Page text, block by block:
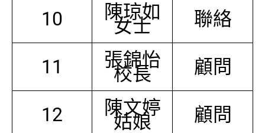
10 陳琼如
女士 聯絡
11 張錦怡
校長 顧問
12 陳文婷
姑娘 顧問